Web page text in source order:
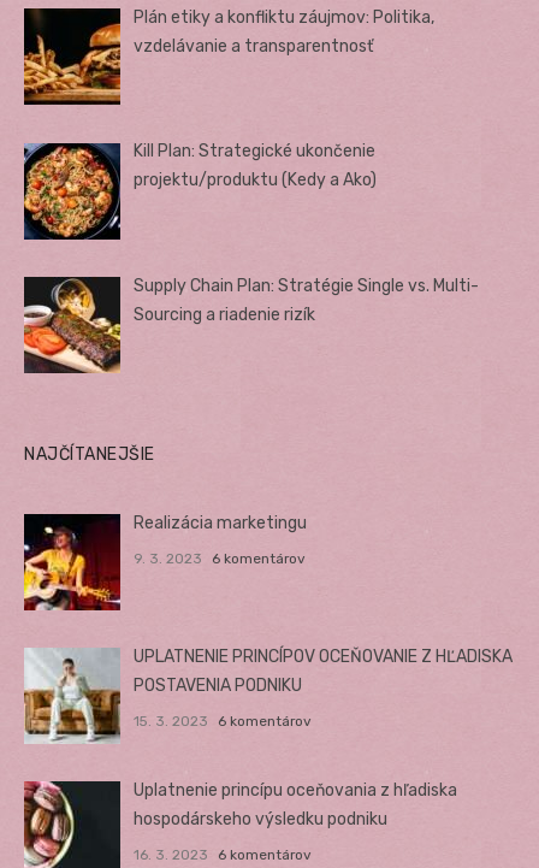
Plán etiky a konfliktu záujmov: Politika,
vzdelávanie a transparentnosť
Kill Plan: Strategické ukončenie
projektu/produktu (Kedy a Ako)
Supply Chain Plan: Stratégie Single vs. Multi-
Sourcing a riadenie rizík
NAJČÍTANEJŠIE
Realizácia marketingu
9. 3. 2023 6 komentárov
UPLATNENIE PRINCÍPOV OCEŇOVANIE Z HĽADISKA
POSTAVENIA PODNIKU
15. 3. 2023 6 komentárov
Uplatnenie princípu oceňovania z hľadiska
hospodárskeho výsledku podniku
16. 3. 2023 6 komentárov